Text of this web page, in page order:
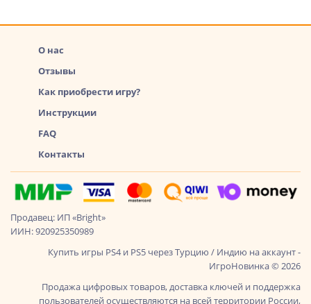
О нас
Отзывы
Как приобрести игру?
Инструкции
FAQ
Контакты
Продавец: ИП «Bright»
ИИН: 920925350989
Купить игры PS4 и PS5 через Турцию / Индию на аккаунт -
ИгроНовинка © 2026
Продажа цифровых товаров, доставка ключей и поддержка
пользователей осуществляются на всей территории России,